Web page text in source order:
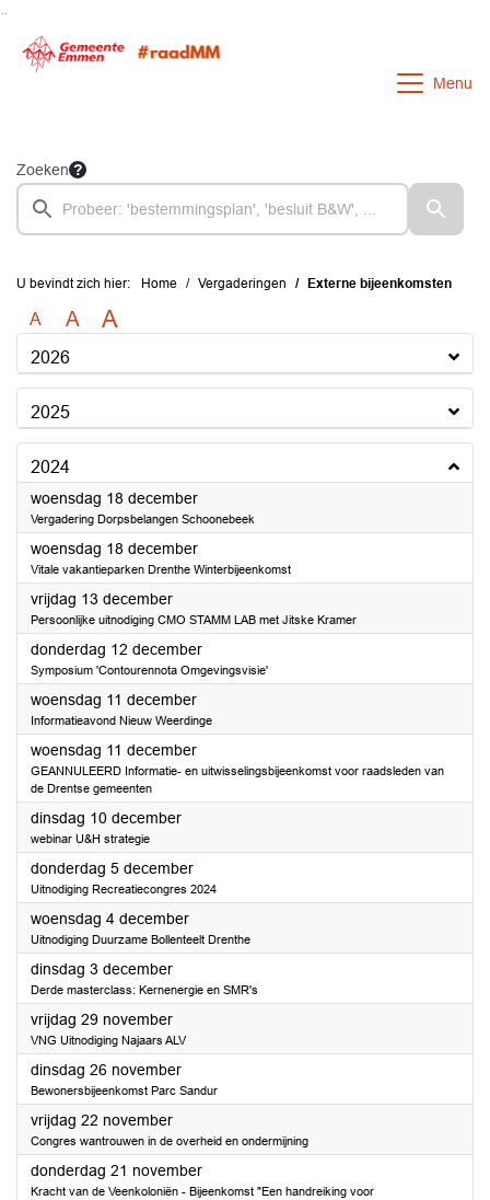
Menu
Zoeken
U bevindt zich hier: Home Vergaderingen Externe bijeenkomsten
A A A
2026
2025
2024
woensdag 18 december2024
Vergadering Dorpsbelangen Schoonebeek
woensdag 18 december2024
Vitale vakantieparken Drenthe Winterbijeenkomst
vrijdag 13 december2024
Persoonlijke uitnodiging CMO STAMM LAB met Jitske Kramer
donderdag 12 december2024
Symposium 'Contourennota Omgevingsvisie'
woensdag 11 december2024
Informatieavond Nieuw Weerdinge
woensdag 11 december2024
GEANNULEERD Informatie- en uitwisselingsbijeenkomst voor raadsleden van
de Drentse gemeenten
dinsdag 10 december2024
webinar U&H strategie
donderdag 5 december2024
Uitnodiging Recreatiecongres 2024
woensdag 4 december2024
Uitnodiging Duurzame Bollenteelt Drenthe
dinsdag 3 december2024
Derde masterclass: Kernenergie en SMR's
vrijdag 29 november2024
VNG Uitnodiging Najaars ALV
dinsdag 26 november2024
Bewonersbijeenkomst Parc Sandur
vrijdag 22 november2024
Congres wantrouwen in de overheid en ondermijning
donderdag 21 november2024
Kracht van de Veenkoloniën - Bijeenkomst "Een handreiking voor